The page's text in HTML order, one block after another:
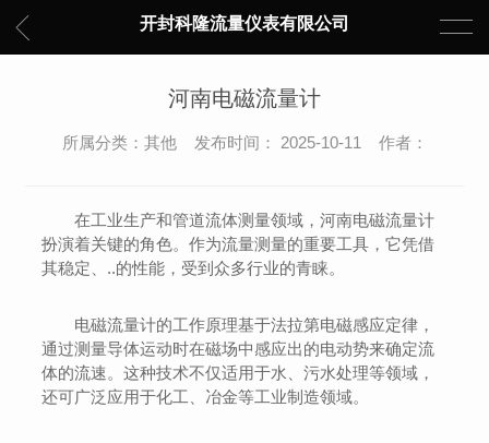
开封科隆流量仪表有限公司
河南电磁流量计
所属分类：其他 发布时间： 2025-10-11 作者：
在工业生产和管道流体测量领域，河南电磁流量计
扮演着关键的角色。作为流量测量的重要工具，它凭借
其稳定、..的性能，受到众多行业的青睐。
电磁流量计的工作原理基于法拉第电磁感应定律，
通过测量导体运动时在磁场中感应出的电动势来确定流
体的流速。这种技术不仅适用于水、污水处理等领域，
还可广泛应用于化工、冶金等工业制造领域。